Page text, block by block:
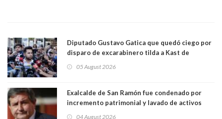
Diputado Gustavo Gatica que quedó ciego por
disparo de excarabinero tilda a Kast de
absolución del exuniformado. Presidente DC
05 August 2026
Exalcalde de San Ramón fue condenado por
incremento patrimonial y lavado de activos
04 August 2026